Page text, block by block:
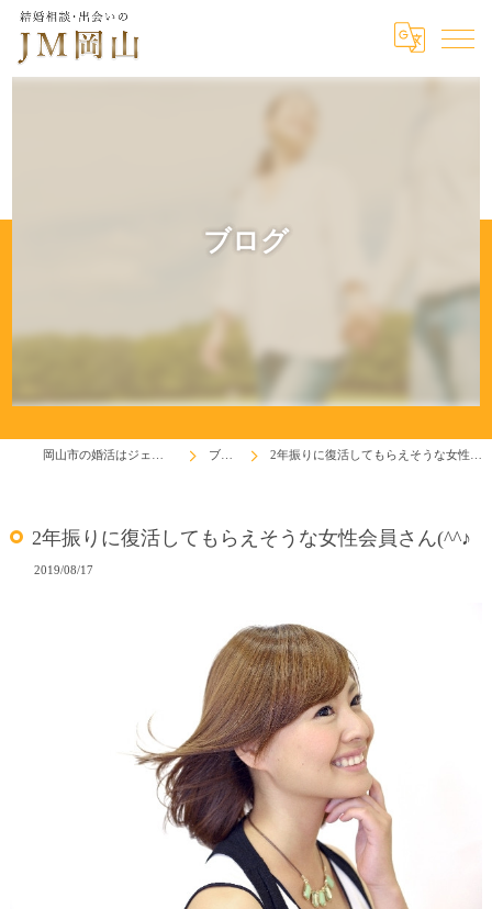
ブログ
ブログ 2年振りに復活してもらえそうな女性会員さん(^^♪
2年振りに復活してもらえそうな女性会員さん(^^♪
2019/08/17